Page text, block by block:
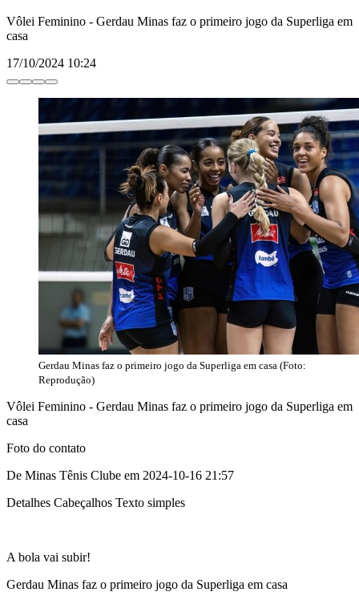
Vôlei Feminino - Gerdau Minas faz o primeiro jogo da Superliga em
casa
17/10/2024 10:24
Gerdau Minas faz o primeiro jogo da Superliga em casa (Foto:
Reprodução)
Vôlei Feminino - Gerdau Minas faz o primeiro jogo da Superliga em
casa
Foto do contato
De Minas Tênis Clube em 2024-10-16 21:57
Detalhes Cabeçalhos Texto simples
A bola vai subir!
Gerdau Minas faz o primeiro jogo da Superliga em casa